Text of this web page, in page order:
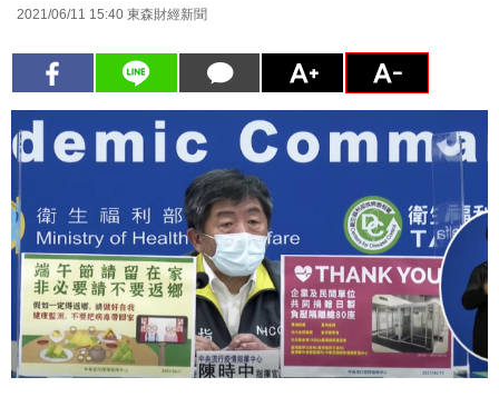
2021/06/11 15:40 東森財經新聞